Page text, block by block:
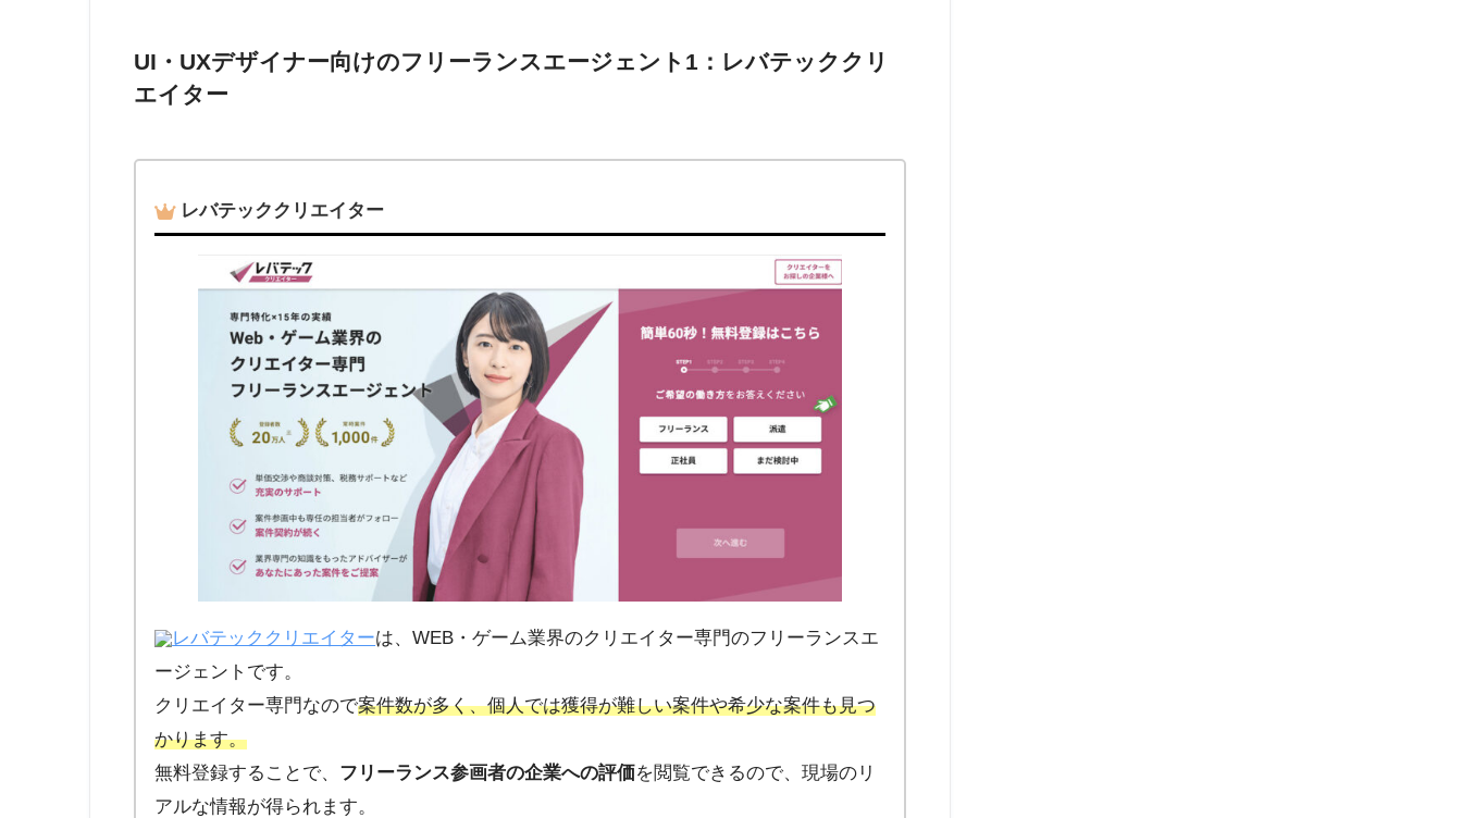
UI・UXデザイナー向けのフリーランスエージェント1：レバテッククリ
エイター
レバテッククリエイター
レバテッククリエイターは、WEB・ゲーム業界のクリエイター専門のフリーランスエ
ージェントです。
クリエイター専門なので案件数が多く、個人では獲得が難しい案件や希少な案件も見つ
かります。
無料登録することで、 フリーランス参画者の企業への評価を閲覧できるので、現場のリ
アルな情報が得られます。